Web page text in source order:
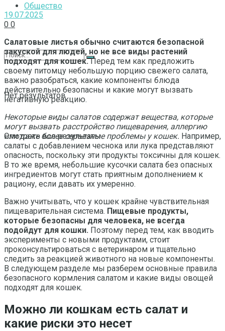
Общество
Нет результатов
Смотреть все результаты
19.07.2025
0 0
Салатовые листья обычно считаются безопасной
закуской для людей, но не все виды растений
подходят для кошек.Перед тем как предложить
своему питомцу небольшую порцию свежего салата,
важно разобраться, какие компоненты блюда
действительно безопасны и какие могут вызвать
негативную реакцию.
Некоторые виды салатов содержат вещества, которые
могут вызвать расстройство пищеварения, аллергию
или даже более серьезные проблемы у кошек. Например,
салаты с добавлением чеснока или лука представляют
опасность, поскольку эти продукты токсичны для кошек.
В то же время, небольшие кусочки салата без опасных
ингредиентов могут стать приятным дополнением к
рациону, если давать их умеренно.
Важно учитывать, что у кошек крайне чувствительная
пищеварительная система. Пищевые продукты,
которые безопасны для человека, не всегда
подойдут для кошки. Поэтому перед тем, как вводить
эксперименты с новыми продуктами, стоит
проконсультироваться с ветеринаром и тщательно
следить за реакцией животного на новые компоненты.
В следующем разделе мы разберем основные правила
безопасного кормления салатом и какие виды овощей
подходят для кошек.
Можно ли кошкам есть салат и
какие риски это несет